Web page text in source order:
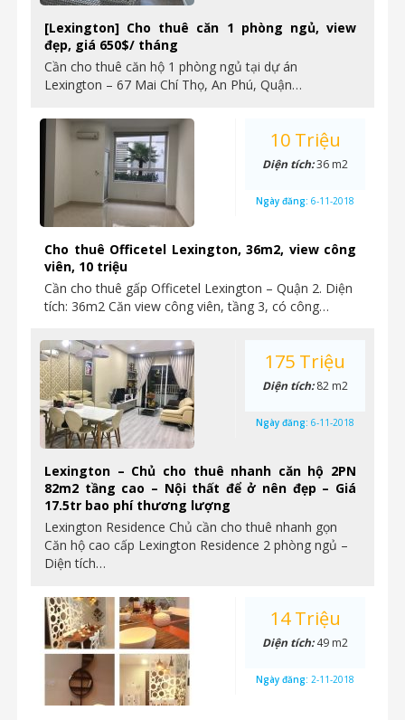
[Lexington] Cho thuê căn 1 phòng ngủ, view
đẹp, giá 650$/ tháng
Cần cho thuê căn hộ 1 phòng ngủ tại dự án
Lexington – 67 Mai Chí Thọ, An Phú, Quận…
Cho thuê Officetel Lexington, 36m2, view công
viên, 10 triệu
Cần cho thuê gấp Officetel Lexington – Quận 2. Diện
tích: 36m2 Căn view công viên, tầng 3, có công…
10 Triệu
Diện tích:36 m2
Ngày đăng: 6-11-2018
Lexington – Chủ cho thuê nhanh căn hộ 2PN
82m2 tầng cao – Nội thất để ở nên đẹp – Giá
17.5tr bao phí thương lượng
Lexington Residence Chủ cần cho thuê nhanh gọn
Căn hộ cao cấp Lexington Residence 2 phòng ngủ –
Diện tích…
175 Triệu
Diện tích:82 m2
Ngày đăng: 6-11-2018
14 Triệu
Diện tích:49 m2
Ngày đăng: 2-11-2018